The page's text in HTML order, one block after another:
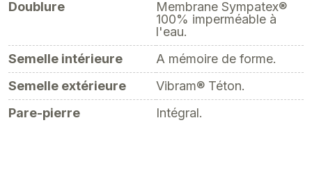
Doublure
Membrane Sympatex®
100% imperméable à
l'eau.
Semelle intérieure
A mémoire de forme.
Semelle extérieure
Vibram® Téton.
Pare-pierre
Intégral.